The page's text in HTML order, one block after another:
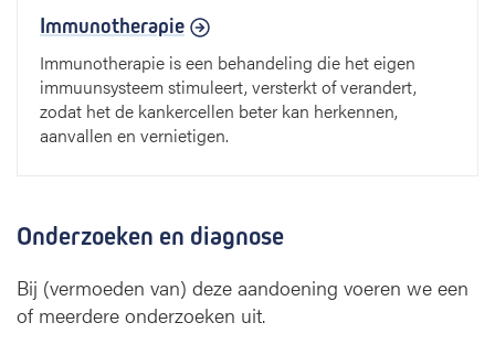
Immunotherapie
Immunotherapie is een behandeling die het eigen
immuunsysteem stimuleert, versterkt of verandert,
zodat het de kankercellen beter kan herkennen,
aanvallen en vernietigen.
Onderzoeken en diagnose
Bij (vermoeden van) deze aandoening voeren we een
of meerdere onderzoeken uit.